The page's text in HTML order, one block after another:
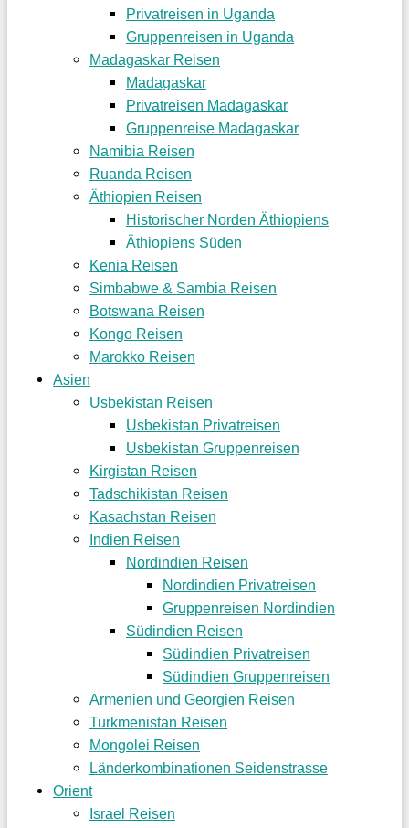
Privatreisen in Uganda
Gruppenreisen in Uganda
Madagaskar Reisen
Madagaskar
Privatreisen Madagaskar
Gruppenreise Madagaskar
Namibia Reisen
Ruanda Reisen
Äthiopien Reisen
Historischer Norden Äthiopiens
Äthiopiens Süden
Kenia Reisen
Simbabwe & Sambia Reisen
Botswana Reisen
Kongo Reisen
Marokko Reisen
Asien
Usbekistan Reisen
Usbekistan Privatreisen
Usbekistan Gruppenreisen
Kirgistan Reisen
Tadschikistan Reisen
Kasachstan Reisen
Indien Reisen
Nordindien Reisen
Nordindien Privatreisen
Gruppenreisen Nordindien
Südindien Reisen
Südindien Privatreisen
Südindien Gruppenreisen
Armenien und Georgien Reisen
Turkmenistan Reisen
Mongolei Reisen
Länderkombinationen Seidenstrasse
Orient
Israel Reisen